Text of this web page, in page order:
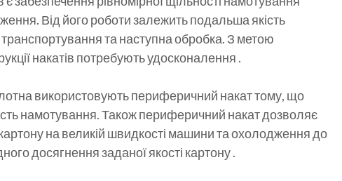
Від його роботи залежить подальша якість
транспортування та наступна обробка. З метою
накатів потребують удосконалення .
використовують периферичний накат тому, що
намотування. Також периферичний накат дозволяє
на великій швидкості машини та охолодження до
досягнення заданої якості картону .